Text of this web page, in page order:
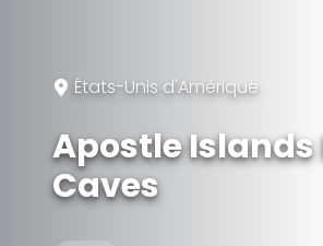
États-Unis d'Amérique
Apostle Islands
Caves